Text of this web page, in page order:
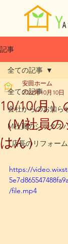
記事
全ての記事
会社からのお知ら
M社員のシックス
T店長のリフォー
全ての記事
10/10(月
（M社員
はん）
安田ホーム
2022年10月10日
https://
/file.mp4